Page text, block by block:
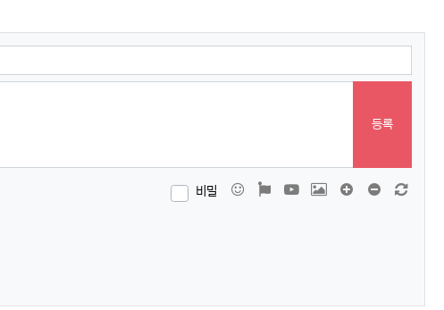
등록
비밀 이모티콘폰트어썸동영상 이미지 댓글창 늘이기댓글창 줄이